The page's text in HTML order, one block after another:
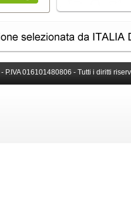
- P.IVA 016101480806 - Tutti i diritti